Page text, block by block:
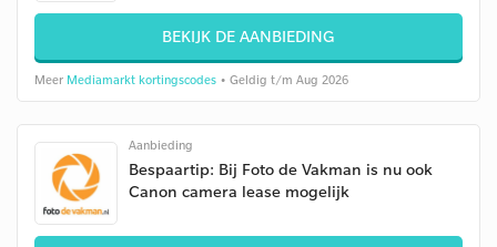
BEKIJK DE AANBIEDING
Meer Mediamarkt kortingscodes • Geldig t/m Aug 2026
Aanbieding
Bespaartip: Bij Foto de Vakman is nu ook
Canon camera lease mogelijk